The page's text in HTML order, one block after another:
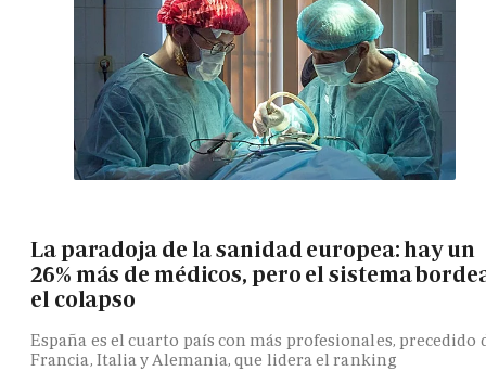
La paradoja de la sanidad europea: hay un
26% más de médicos, pero el sistema
el colapso
España es el cuarto país con más profesionales, precedido
Francia, Italia y Alemania, que lidera el ranking